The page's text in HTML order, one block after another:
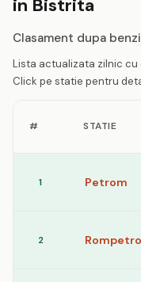
in Bistrita
Clasament dupa
Lista actualizata zilnic cu
Click pe statie pentru
# STATIE
1 Petrom
2